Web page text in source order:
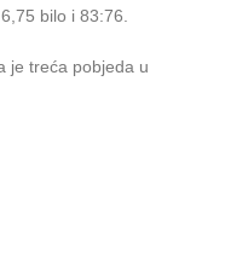
bilo i 83:76.
je treća pobjeda u